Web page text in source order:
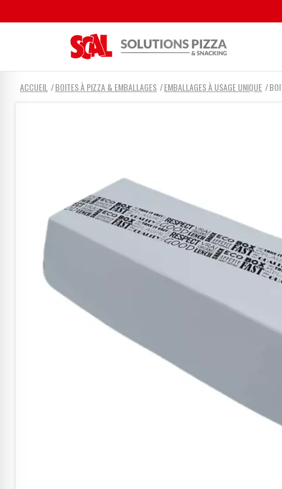
ACCUEIL BOITES À PIZZA & EMBALLAGES EMBALLAGES À USAGE UNIQUE